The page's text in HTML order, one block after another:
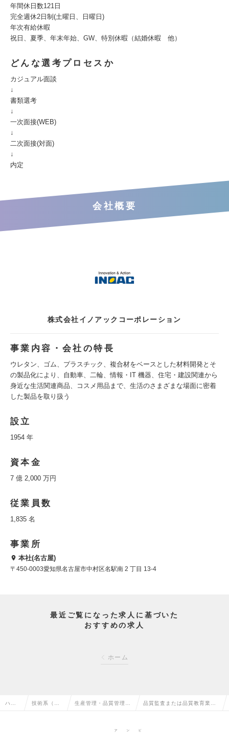
年間休日数121日
完全週休2日制(土曜日、日曜日)
年次有給休暇
祝日、夏季、年末年始、GW、特別休暇（結婚休暇 他）
どんな選考プロセスか
カジュアル面談
↓
書類選考
↓
一次面接(WEB)
↓
二次面接(対面)
↓
内定
会社概要
株式会社イノアックコーポレーション
事業内容・会社の特長
ウレタン、ゴム、プラスチック、複合材をベースとした材料開発とそ
の製品化により、自動車、二輪、情報・IT 機器、住宅・建設関連から
身近な生活関連商品、コスメ用品まで、生活のさまざまな場面に密着
した製品を取り扱う
設立
1954 年
資本金
7 億 2,000 万円
従業員数
1,835 名
事業所
本社(名古屋)
〒450-0003愛知県名古屋市中村区名駅南 2 丁目 13-4
最近ご覧になった求人に基づいた
おすすめの求人
ホーム
ハイ 技術系（化 生産管理・品質管理・ 品質監査または品質教育業務